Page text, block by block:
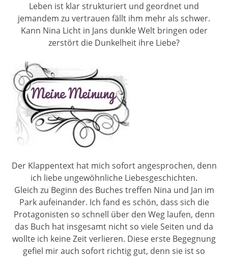
Leben ist klar strukturiert und geordnet und
jemandem zu vertrauen fällt ihm mehr als schwer.
Kann Nina Licht in Jans dunkle Welt bringen oder
zerstört die Dunkelheit ihre Liebe?
Der Klappentext hat mich sofort angesprochen, denn
ich liebe ungewöhnliche Liebesgeschichten.
Gleich zu Beginn des Buches treffen Nina und Jan im
Park aufeinander. Ich fand es schön, dass sich die
Protagonisten so schnell über den Weg laufen, denn
das Buch hat insgesamt nicht so viele Seiten und da
wollte ich keine Zeit verlieren. Diese erste Begegnung
gefiel mir auch sofort richtig gut, denn sie ist so